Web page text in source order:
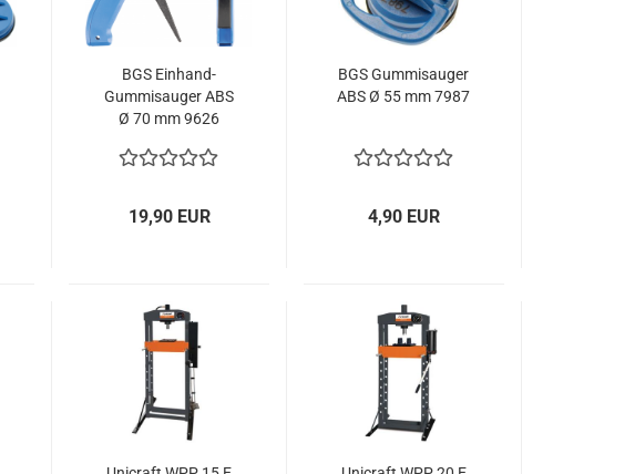
BGS Einhand-
Gummisauger ABS
Ø 70 mm 9626
19,90 EUR
BGS Gummisauger
ABS Ø 55 mm 7987
4,90 EUR